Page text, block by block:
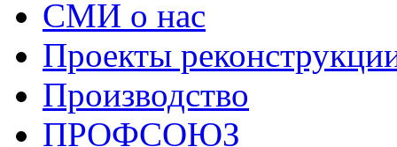
СМИ о нас
Проекты
Производство
ПРОФСОЮЗ